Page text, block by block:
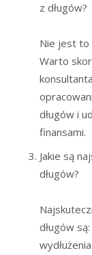
z długów?
Nie jest to
Warto
długów i
finansami.
Jakie są
długów?
długów